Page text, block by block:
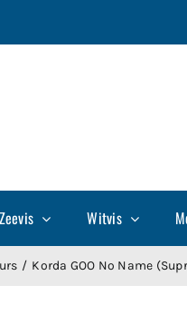
Zeevis Witvis
Korda GOO No Name